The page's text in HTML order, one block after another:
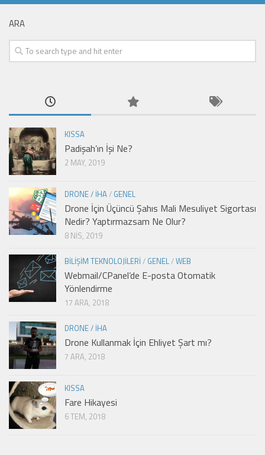
ARA
KISSA
Padişah’ın İşi Ne?
2 MAY, 2019
DRONE / İHA/ GENEL
Drone İçin Üçüncü Şahıs Mali Mesuliyet Sigortası
Nedir? Yaptırmazsam Ne Olur?
8 NIS, 2019
BILIŞIM TEKNOLOJILERI / GENEL/WEB
Webmail/CPanel’de E-posta Otomatik
Yönlendirme
17 ARA, 2018
DRONE / İHA
Drone Kullanmak İçin Ehliyet Şart mı?
7 ARA, 2018
KISSA
Fare Hikayesi
6 TEM, 2018